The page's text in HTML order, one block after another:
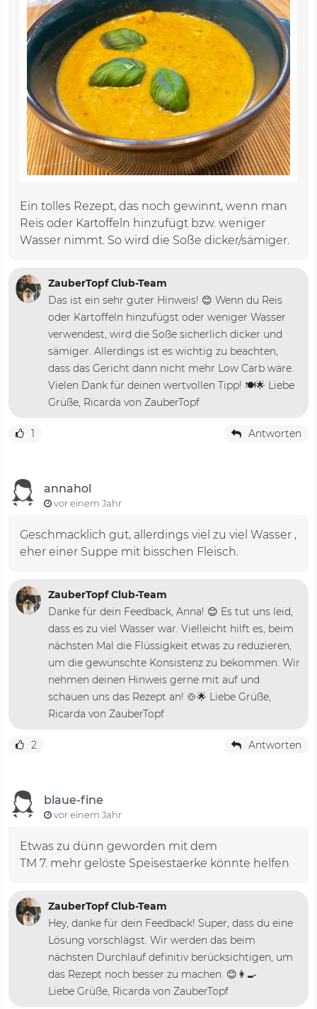
Ein tolles Rezept, das noch gewinnt, wenn man
Reis oder Kartoffeln hinzufügt bzw. weniger
Wasser nimmt. So wird die Soße dicker/sämiger.
ZauberTopf Club-Team
Das ist ein sehr guter Hinweis! 😊 Wenn du Reis
oder Kartoffeln hinzufügst oder weniger Wasser
verwendest, wird die Soße sicherlich dicker und
sämiger. Allerdings ist es wichtig zu beachten,
dass das Gericht dann nicht mehr Low Carb wäre.
Vielen Dank für deinen wertvollen Tipp! 🍽️🌟 Liebe
Grüße, Ricarda von ZauberTopf
1 Antworten
annahol
vor einem Jahr
Geschmacklich gut, allerdings viel zu viel Wasser ,
eher einer Suppe mit bisschen Fleisch.
ZauberTopf Club-Team
Danke für dein Feedback, Anna! 😊 Es tut uns leid,
dass es zu viel Wasser war. Vielleicht hilft es, beim
nächsten Mal die Flüssigkeit etwas zu reduzieren,
um die gewünschte Konsistenz zu bekommen. Wir
nehmen deinen Hinweis gerne mit auf und
schauen uns das Rezept an! 🍲🌟 Liebe Grüße,
Ricarda von ZauberTopf
2 Antworten
blaue-fine
vor einem Jahr
Etwas zu dünn geworden mit dem
TM 7. mehr gelöste Speisestaerke könnte helfen
ZauberTopf Club-Team
Hey, danke für dein Feedback! Super, dass du eine
Lösung vorschlägst. Wir werden das beim
nächsten Durchlauf definitiv berücksichtigen, um
das Rezept noch besser zu machen. 😊👩‍🍳
Liebe Grüße, Ricarda von ZauberTopf